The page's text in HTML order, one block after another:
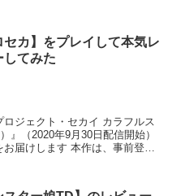
セカ】をプレイして本気レ
してみた
ジェクト・セカイ カラフルス
』（2020年9月30日配信開始）
届けします 本作は、事前登録